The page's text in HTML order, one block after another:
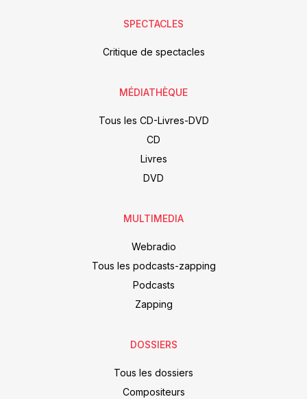
SPECTACLES
Critique de spectacles
MÉDIATHÈQUE
Tous les CD-Livres-DVD
CD
Livres
DVD
MULTIMEDIA
Webradio
Tous les podcasts-zapping
Podcasts
Zapping
DOSSIERS
Tous les dossiers
Compositeurs